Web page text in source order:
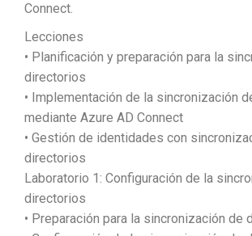
Connect.
Lecciones
• Planificación y preparación para la
directorios
• Implementación de la sincronización
mediante Azure AD Connect
• Gestión de identidades con
directorios
Laboratorio 1: Configuración de la
directorios
• Preparación para la sincronización de